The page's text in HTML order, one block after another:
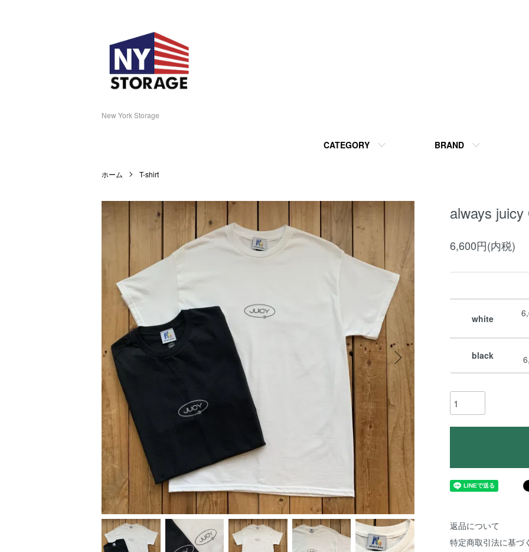
New York Storage
CATEGORY BRAND
ホーム T-shirt
always
6,600円(内税)
white
black
返品について
特定商取引法に基づ